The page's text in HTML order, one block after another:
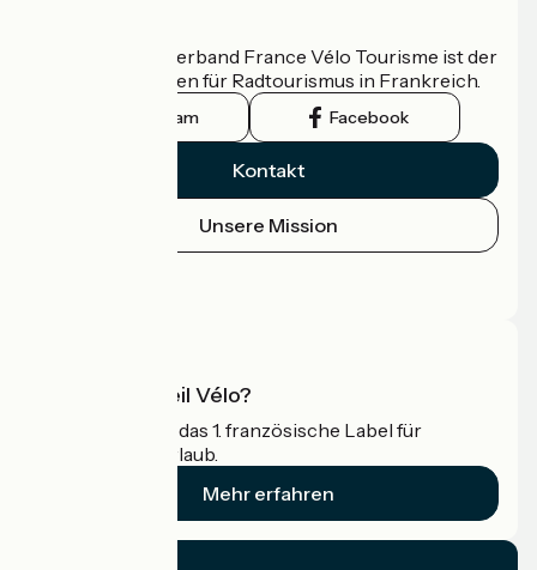
Der nationale Verband France Vélo Tourisme ist der
offizielle Leitfaden für Radtourismus in Frankreich.
Instagram Facebook
Kontakt
Unsere Mission
Was ist Accueil Vélo?
Accueil Vélo ist das 1. französische Label für
Radfahrer im Urlaub.
Mehr erfahren